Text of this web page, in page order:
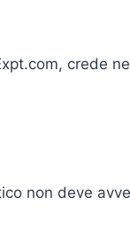
crede
non deve